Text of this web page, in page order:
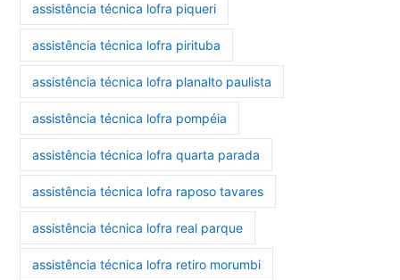
assistência técnica lofra piqueri
assistência técnica lofra pirituba
assistência técnica lofra planalto paulista
assistência técnica lofra pompéia
assistência técnica lofra quarta parada
assistência técnica lofra raposo tavares
assistência técnica lofra real parque
assistência técnica lofra retiro morumbi